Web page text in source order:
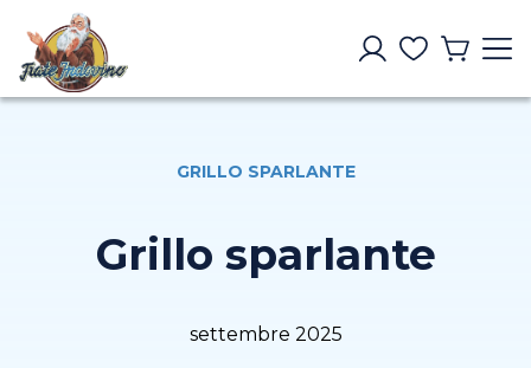
GRILLO SPARLANTE
Grillo sparlante
settembre 2025